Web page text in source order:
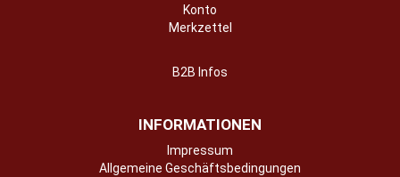
Konto
Merkzettel
B2B Infos
INFORMATIONEN
Impressum
Allgemeine Geschäftsbedingungen